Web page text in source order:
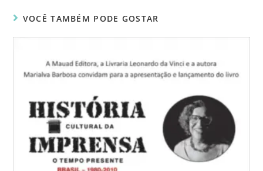
VOCÊ TAMBÉM PODE GOSTAR